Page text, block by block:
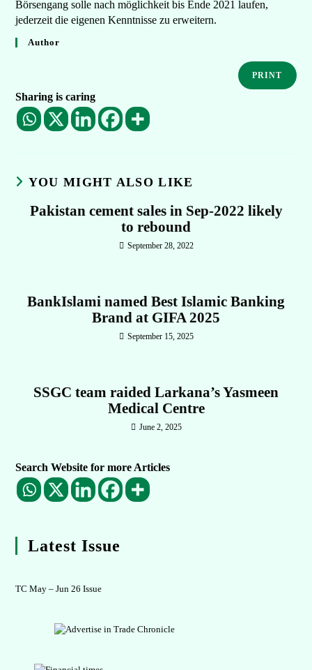
Börsengang solle nach möglichkeit bis Ende 2021 laufen,
jederzeit die eigenen Kenntnisse zu erweitern.
Author
PRINT
Sharing is caring
YOU MIGHT ALSO LIKE
Pakistan cement sales in Sep-2022 likely
to rebound
September 28, 2022
BankIslami named Best Islamic Banking
Brand at GIFA 2025
September 15, 2025
SSGC team raided Larkana’s Yasmeen
Medical Centre
June 2, 2025
Search Website for more Articles
Latest Issue
TC May – Jun 26 Issue